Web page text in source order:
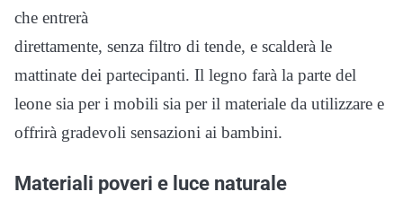
che entrerà
direttamente, senza filtro di tende, e scalderà le
mattinate dei partecipanti. Il legno farà la parte del
leone sia per i mobili sia per il materiale da utilizzare e
offrirà gradevoli sensazioni ai bambini.
Materiali poveri e luce naturale